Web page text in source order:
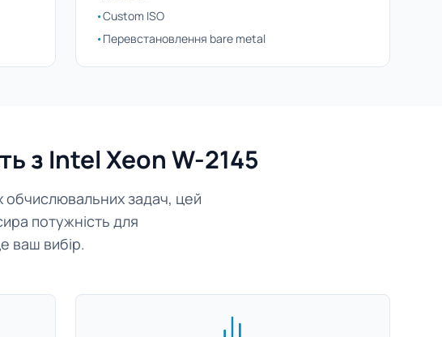
•Custom ISO
•Перевстановлення bare metal
з Intel Xeon W-2145
обчислювальних задач, цей
потужність для
ваш вибір.